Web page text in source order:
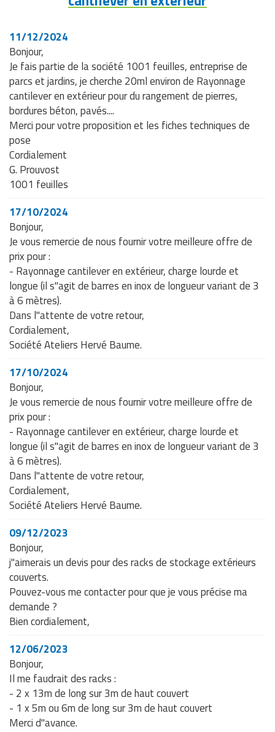
11/12/2024
Bonjour,
Je fais partie de la société 1001 feuilles, entreprise de
parcs et jardins, je cherche 20ml environ de Rayonnage
cantilever en extérieur pour du rangement de pierres,
bordures béton, pavés....
Merci pour votre proposition et les fiches techniques de
pose
Cordialement
G. Prouvost
1001 feuilles
17/10/2024
Bonjour,
Je vous remercie de nous fournir votre meilleure offre de
prix pour :
- Rayonnage cantilever en extérieur, charge lourde et
longue (il s"agit de barres en inox de longueur variant de 3
à 6 mètres).
Dans l"attente de votre retour,
Cordialement,
Société Ateliers Hervé Baume.
17/10/2024
Bonjour,
Je vous remercie de nous fournir votre meilleure offre de
prix pour :
- Rayonnage cantilever en extérieur, charge lourde et
longue (il s"agit de barres en inox de longueur variant de 3
à 6 mètres).
Dans l"attente de votre retour,
Cordialement,
Société Ateliers Hervé Baume.
09/12/2023
Bonjour,
j"aimerais un devis pour des racks de stockage extérieurs
couverts.
Pouvez-vous me contacter pour que je vous précise ma
demande ?
Bien cordialement,
12/06/2023
Bonjour,
Il me faudrait des racks :
- 2 x 13m de long sur 3m de haut couvert
- 1 x 5m ou 6m de long sur 3m de haut couvert
Merci d"avance.